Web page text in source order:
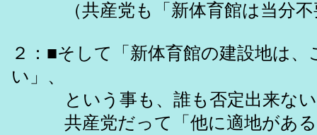
（共産党も「新体育館は当分不
２：■そして「新体育館の建設地は
い」、
という事も、誰も否定出来な
共産党だって「他に適地がある